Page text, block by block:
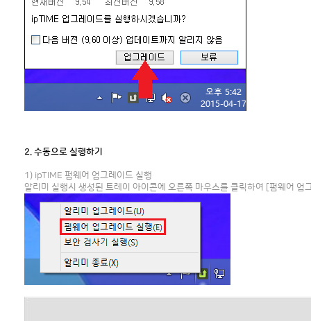
2. 수동으로 실행하기
1) ipTIME 펌웨어 업그레이드 실행
알리미 실행시 생성된 트레이 아이콘에 오른쪽 마우스를 클릭하여 [펌웨어 업